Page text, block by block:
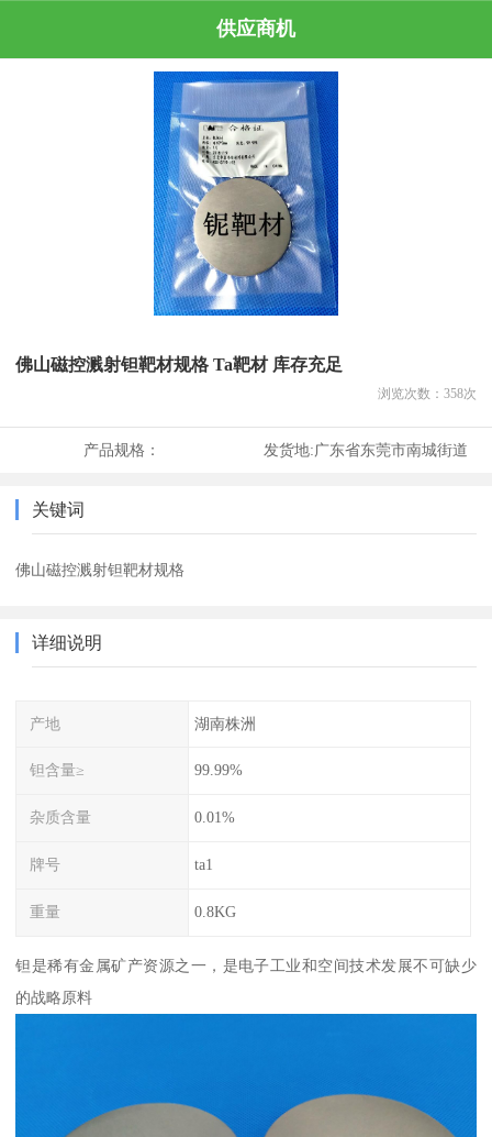
供应商机
佛山磁控溅射钽靶材规格 Ta靶材 库存充足
浏览次数： 358次
产品规格： 发货地:广东省东莞市南城街道
关键词
佛山磁控溅射钽靶材规格
详细说明
产地 湖南株洲
钽含量≥ 99.99%
杂质含量 0.01%
牌号 ta1
重量 0.8KG
钽是稀有金属矿产资源之一，是电子工业和空间技术发展不可缺少
的战略原料